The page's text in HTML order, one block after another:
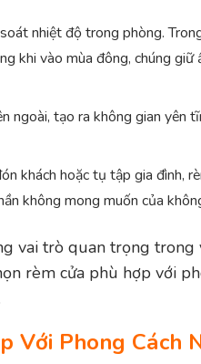
nhiệt độ trong phòng.
khi vào mùa đông, chúng giữ
ngoài, tạo ra không gian yên
khách hoặc tụ tập gia đình,
không mong muốn của
vai trò quan trọng trong
rèm cửa phù hợp với
Với Phong Cách